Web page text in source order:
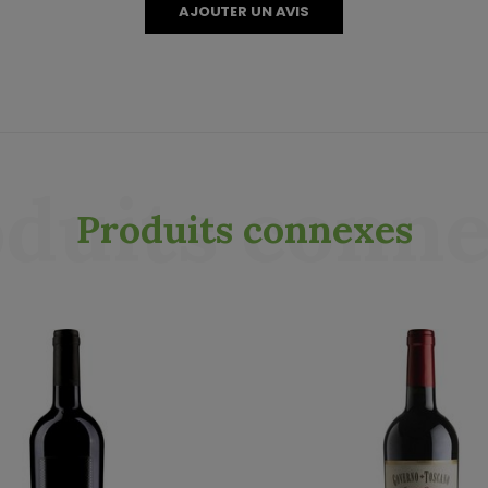
AJOUTER UN AVIS
Produits connexes